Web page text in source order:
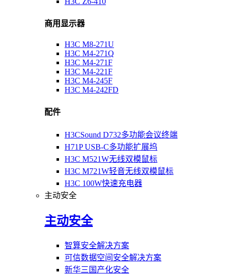
商用显示器
H3C M8-271U
H3C M4-271Q
H3C M4-271F
H3C M4-221F
H3C M4-245F
H3C M4-242FD
配件
H3CSound D732多功能会议终端
H71P USB-C多功能扩展坞
H3C M521W无线双模鼠标
H3C M721W轻音无线双模鼠标
H3C 100W快速充电器
主动安全
主动安全
智算安全解决方案
可信数据空间安全解决方案
新华三国产化安全